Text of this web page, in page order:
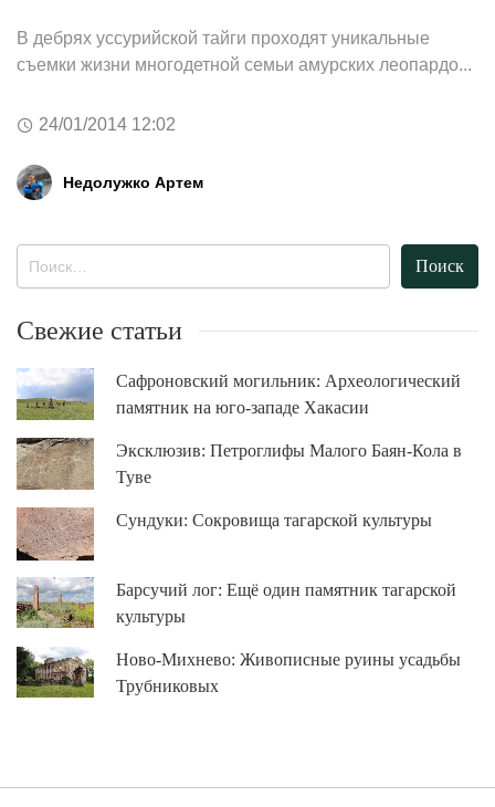
В дебрях уссурийской тайги проходят уникальные
съемки жизни многодетной семьи амурских леопардо...
24/01/2014 12:02
Недолужко Артем
Свежие статьи
Сафроновский могильник: Археологический
памятник на юго-западе Хакасии
Эксклюзив: Петроглифы Малого Баян-Кола в
Туве
Сундуки: Сокровища тагарской культуры
Барсучий лог: Ещё один памятник тагарской
культуры
Ново-Михнево: Живописные руины усадьбы
Трубниковых